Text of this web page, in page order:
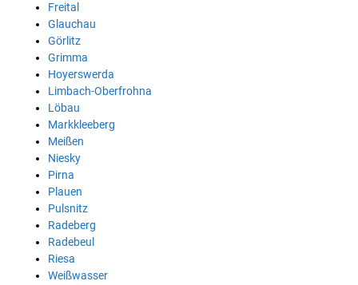
Freital
Glauchau
Görlitz
Grimma
Hoyerswerda
Limbach-Oberfrohna
Löbau
Markkleeberg
Meißen
Niesky
Pirna
Plauen
Pulsnitz
Radeberg
Radebeul
Riesa
Weißwasser